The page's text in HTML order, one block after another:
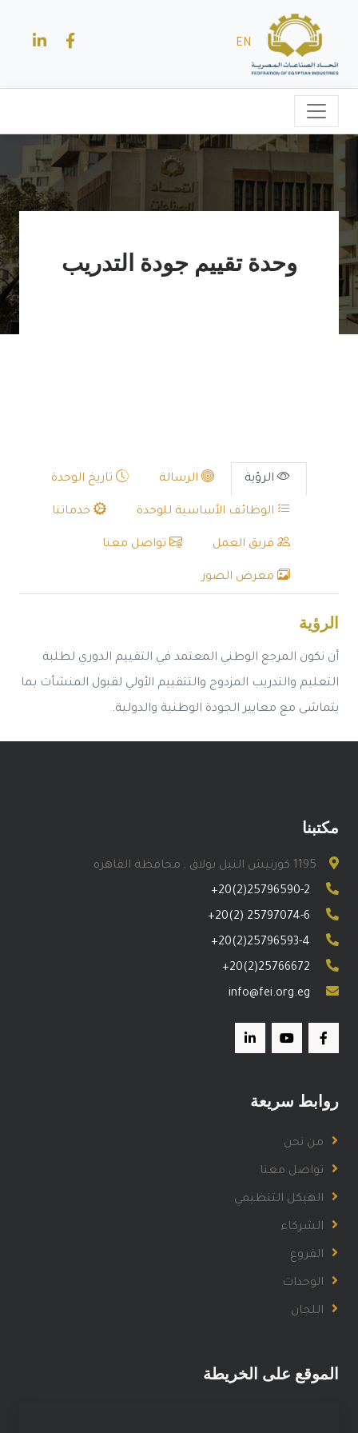
EN
وحدة تقييم جودة التدريب
الرؤية الرسالة تاريخ الوحدة
الوظائف الأساسية للوحدة خدماتنا
فريق العمل تواصل معنا
معرض الصور
الرؤية
أن نكون المرجع الوطني المعتمد في التقييم الدوري لطلبة
التعليم والتدريب المزدوج والتتقييم الأولي لقبول المنشأت بما
يتماشى مع معايير الجودة الوطنية والدولية.
مكتبنا
1195 كورنيش النيل بولاق , محافظة القاهره
+20(2)25796590-2
+20(2) 25797074-6
+20(2)25796593-4
+20(2)25766672
info@fei.org.eg
روابط سريعة
من نحن
تواصل معنا
الهيكل التنظيمي
الشركاء
الفروع
الوحدات
اللجان
الموقع على الخريطة